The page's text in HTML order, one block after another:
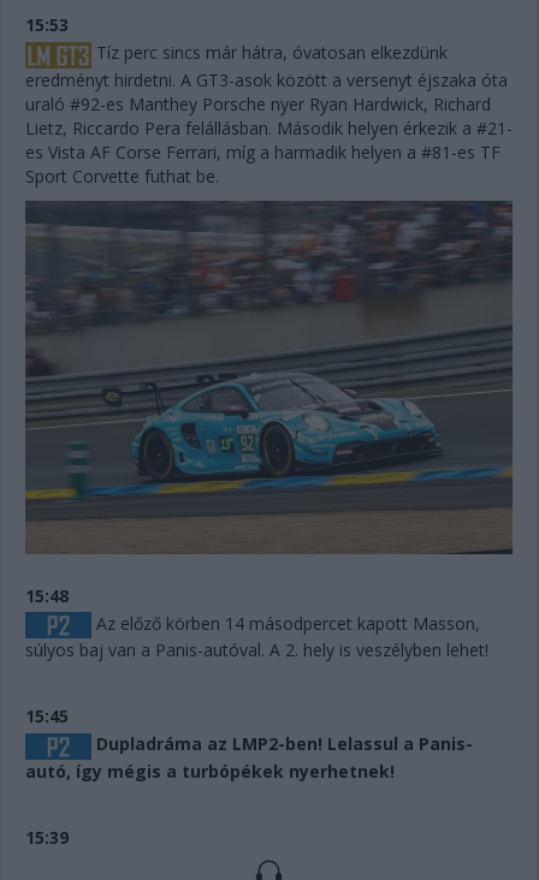
15:53
Tíz perc sincs már hátra, óvatosan elkezdünk
eredményt hirdetni. A GT3-asok között a versenyt éjszaka óta
uraló #92-es Manthey Porsche nyer Ryan Hardwick, Richard
Lietz, Riccardo Pera felállásban. Második helyen érkezik a #21-
es Vista AF Corse Ferrari, míg a harmadik helyen a #81-es TF
Sport Corvette futhat be.
15:48
Az előző körben 14 másodpercet kapott Masson,
súlyos baj van a Panis-autóval. A 2. hely is veszélyben lehet!
15:45
Dupladráma az LMP2-ben! Lelassul a Panis-
autó, így mégis a turbópékek nyerhetnek!
15:39